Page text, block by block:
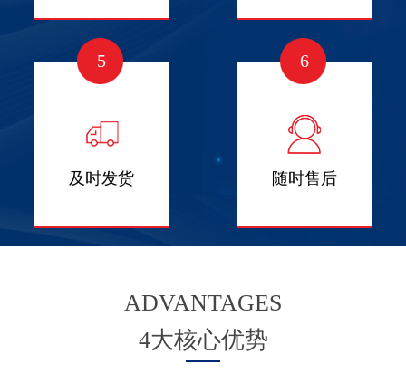
5
及时发货
6
随时售后
ADVANTAGES
4大核心优势